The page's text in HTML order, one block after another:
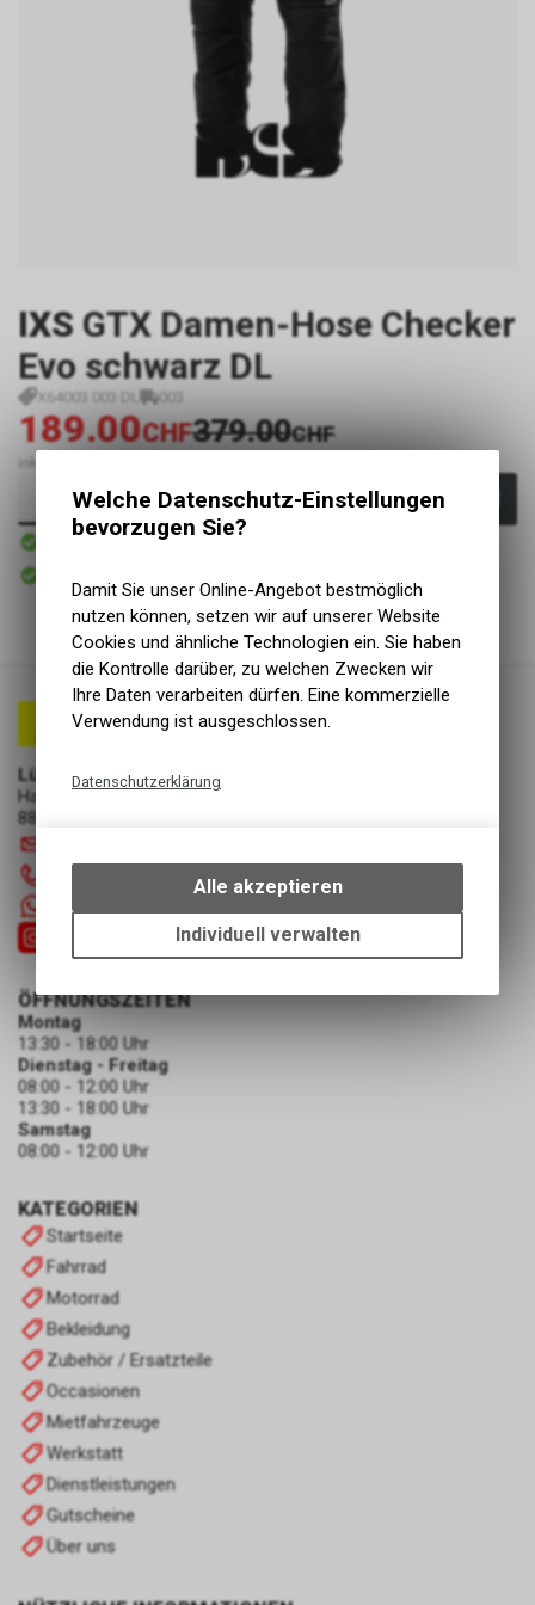
IXS GTX Damen-Hose Checker
Evo schwarz DL
X64003 003 DL 003
189.00CHF379.00CHF
inkl. MwSt., zzgl.
In den Warenkorb
Sofort verfügbar
Abholung Lüscher Motor- & Bike World
Lüscher Motor- & Bike World
Hauptstrasse 29a
8867 Niederurnen
+41 55 6103131
KATEGORIEN
Startseite
Fahrrad
Motorrad
Bekleidung
Zubehör / Ersatzteile
Occasionen
Mietfahrzeuge
Werkstatt
Dienstleistungen
Gutscheine
Über uns
ÖFFNUNGSZEITEN
Montag
13:30 - 18:00 Uhr
Dienstag - Freitag
08:00 - 12:00 Uhr
13:30 - 18:00 Uhr
Samstag
08:00 - 12:00 Uhr
Welche Datenschutz-Einstellungen
bevorzugen Sie?
Damit Sie unser Online-Angebot bestmöglich
nutzen können, setzen wir auf unserer Website
Cookies und ähnliche Technologien ein. Sie haben
die Kontrolle darüber, zu welchen Zwecken wir
Ihre Daten verarbeiten dürfen. Eine kommerzielle
Verwendung ist ausgeschlossen.
Datenschutzerklärung
bestimmte Interaktionen und
Einstellungen auf Ihrem Gerät,
um die grundlegenden
Funktionen unseres Online-
Alle akzeptieren
Individuell verwalten